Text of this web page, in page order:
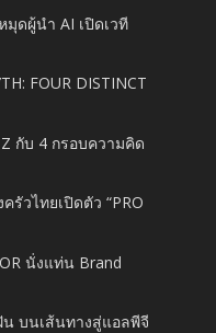
ดผู้นำ AI เปิดเวที
FOUR DISTINCT
กับ 4 กรอบความคิด
รัวไทยเปิดตัว “PRO
นั่งแท่น Brand
บนเส้นทางสู่แอลพีจี